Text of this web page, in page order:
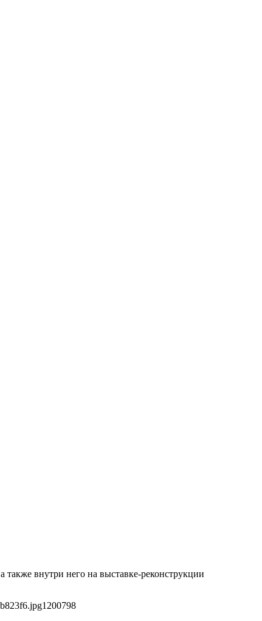
также внутри него на выставке-реконструкции
1200798